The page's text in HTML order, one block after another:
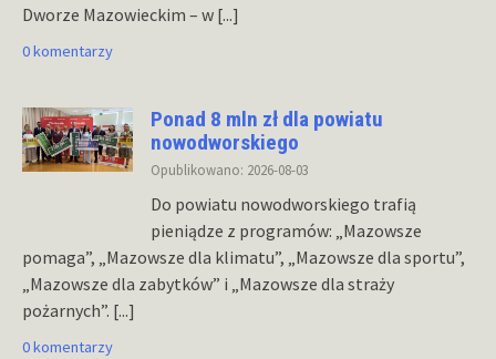
Dworze Mazowieckim – w [...]
0 komentarzy
Ponad 8 mln zł dla powiatu
nowodworskiego
Opublikowano: 2026-08-03
Do powiatu nowodworskiego trafią
pieniądze z programów: „Mazowsze
pomaga”, „Mazowsze dla klimatu”, „Mazowsze dla sportu”,
„Mazowsze dla zabytków” i „Mazowsze dla straży
pożarnych”. [...]
0 komentarzy